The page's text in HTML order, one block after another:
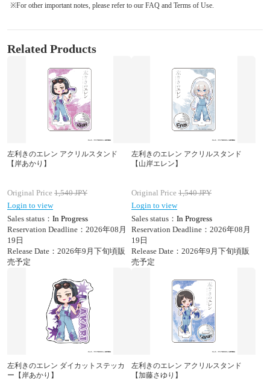
※For other important notes, please refer to our FAQ and Terms of Use.
Related Products
左利きのエレン アクリルスタンド
【岸あかり】
Original Price 1,540JPY
Login to view
Sales status： In Progress
Reservation Deadline：2026年08月
19日
Release Date：2026年9月下旬頃販
売予定
左利きのエレン アクリルスタンド
【山岸エレン】
Original Price 1,540JPY
Login to view
Sales status： In Progress
Reservation Deadline：2026年08月
19日
Release Date：2026年9月下旬頃販
売予定
左利きのエレン ダイカットステッカ
ー【岸あかり】
左利きのエレン アクリルスタンド
【加藤さゆり】